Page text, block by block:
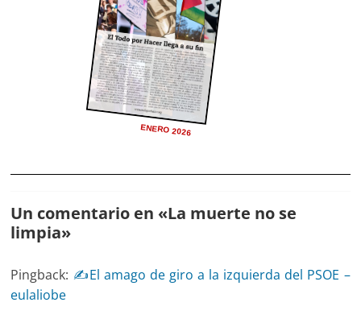
ENERO 2026
Un comentario en «La muerte no se
limpia»
Pingback: ✍El amago de giro a la izquierda del PSOE –
eulaliobe